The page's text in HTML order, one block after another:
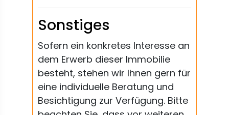
Sonstiges
Sofern ein konkretes Interesse an
dem Erwerb dieser Immobilie
besteht, stehen wir Ihnen gern für
eine individuelle Beratung und
Besichtigung zur Verfügung. Bitte